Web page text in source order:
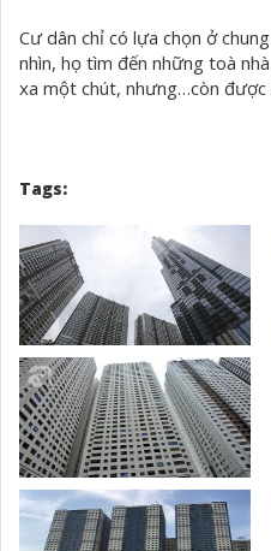
Cư dân chỉ có lựa chọn ở
nhìn, họ tìm đến những toà
xa một chút, nhưng…còn
Tags: